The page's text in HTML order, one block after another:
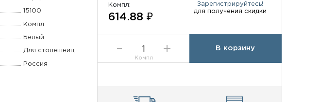
15100
Компл
Белый
Для столешниц
Россия
Компл:
614.88 ₽
Зарегистрируйтесь!
для получения скидки
Компл
В корзину